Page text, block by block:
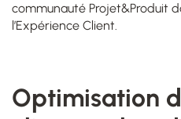
communauté Projet&Produit
l’Expérience Client.
Optimisation